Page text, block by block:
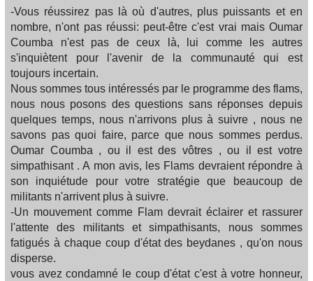
-Vous réussirez pas là où d'autres, plus puissants et en
nombre, n'ont pas réussi: peut-être c'est vrai mais Oumar
Coumba n'est pas de ceux là, lui comme les autres
s'inquiètent pour l'avenir de la communauté qui est
toujours incertain.
Nous sommes tous intéressés par le programme des flams,
nous nous posons des questions sans réponses depuis
quelques temps, nous n'arrivons plus à suivre , nous ne
savons pas quoi faire, parce que nous sommes perdus.
Oumar Coumba , ou il est des vôtres , ou il est votre
simpathisant . A mon avis, les Flams devraient répondre à
son inquiétude pour votre stratégie que beaucoup de
militants n'arrivent plus à suivre.
-Un mouvement comme Flam devrait éclairer et rassurer
l'attente des militants et simpathisants, nous sommes
fatigués à chaque coup d'état des beydanes , qu'on nous
disperse.
vous avez condamné le coup d'état c'est à votre honneur,